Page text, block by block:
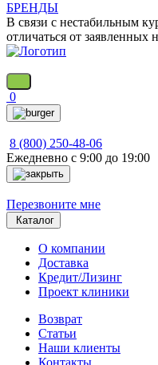
БРЕНДЫ
В связи с нестабильным
отличаться от заявленных
0
8 (800) 250-48-06
Ежедневно с 9:00 до 19:00
Перезвоните мне
Каталог
О компании
Доставка
Кредит/Лизинг
Проект клиники
Возврат
Статьи
Наши клиенты
Контакты